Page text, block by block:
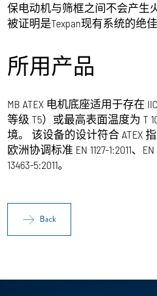
保电动机与筛框之间不会产生
被证明是Texpan现有系统的绝佳
所用产品
MB ATEX 电机底座适用于存在
等级 T5）或最高表面温度为 T
境。 该设备的设计符合 ATEX
欧洲协调标准 EN 1127-1:2011、EN
13463-5:2011。
Back